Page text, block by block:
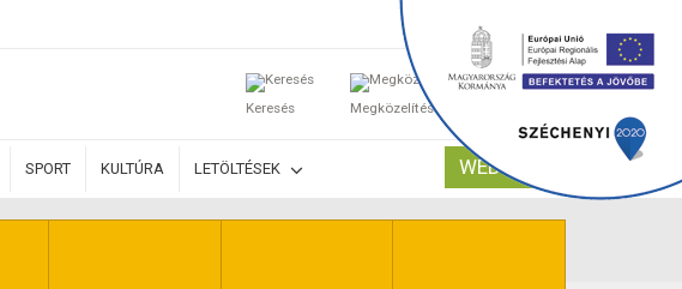
Keresés Megközelítés
0
SPORT KULTÚRA LETÖLTÉSEK WEBSHOP